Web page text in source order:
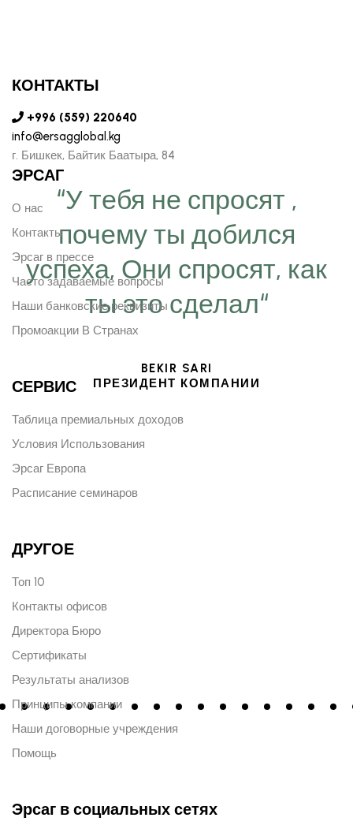
“У тебя не спросят ,
почему ты добился
успеха, Они спросят, как
ты это сделал“
BEKIR SARI
ПРЕЗИДЕНТ КОМПАНИИ
КОНТАКТЫ
+996 (559) 220640
info@ersagglobal.kg
г. ​Бишкек, Байтик Баатыра, 84
ЭРСАГ
О нас
Контакты
Эрсаг в прессе
Часто задаваемые вопросы
Наши банковские реквизиты
Промоакции В Странах
СЕРВИС
Таблица премиальных доходов
Условия Использования
Эрсаг Европа
Расписание семинаров
ДРУГОЕ
Топ 10
Контакты офисов
Директора Бюро
Сертификаты
Результаты анализов
Принципы компании
Наши договорные учреждения
Помощь
Эрсаг в социальных сетях